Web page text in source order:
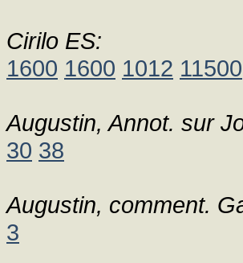
Cirilo ES:
1600 1600 1012 11500
Augustin, Annot. sur
30 38
Augustin, comment.
3